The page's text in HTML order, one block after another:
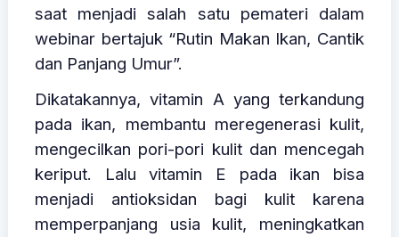
saat menjadi salah satu pemateri dalam
webinar bertajuk “Rutin Makan Ikan, Cantik
dan Panjang Umur”.
Dikatakannya, vitamin A yang terkandung
pada ikan, membantu meregenerasi kulit,
mengecilkan pori-pori kulit dan mencegah
keriput. Lalu vitamin E pada ikan bisa
menjadi antioksidan bagi kulit karena
memperpanjang usia kulit, meningkatkan